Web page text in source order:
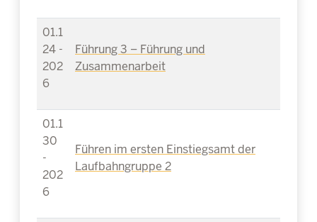
01.1
24 -
202
6
Führung 3 – Führung und
Zusammenarbeit
01.1
30
-
202
6
Führen im ersten Einstiegsamt der
Laufbahngruppe 2